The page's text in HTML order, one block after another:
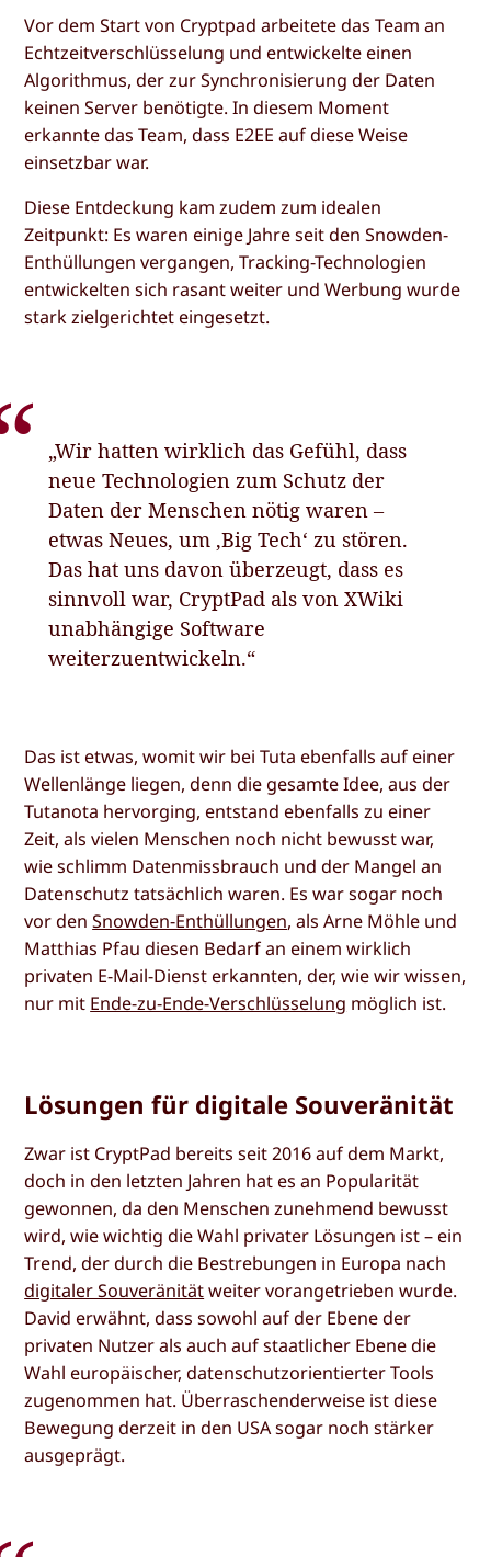
Vor dem Start von Cryptpad arbeitete das Team an
Echtzeitverschlüsselung und entwickelte einen
Algorithmus, der zur Synchronisierung der Daten
keinen Server benötigte. In diesem Moment
erkannte das Team, dass E2EE auf diese Weise
einsetzbar war.
Diese Entdeckung kam zudem zum idealen
Zeitpunkt: Es waren einige Jahre seit den Snowden-
Enthüllungen vergangen, Tracking-Technologien
entwickelten sich rasant weiter und Werbung wurde
stark zielgerichtet eingesetzt.
„Wir hatten wirklich das Gefühl, dass
neue Technologien zum Schutz der
Daten der Menschen nötig waren –
etwas Neues, um ‚Big Tech‘ zu stören.
Das hat uns davon überzeugt, dass es
sinnvoll war, CryptPad als von XWiki
unabhängige Software
weiterzuentwickeln.“
Das ist etwas, womit wir bei Tuta ebenfalls auf einer
Wellenlänge liegen, denn die gesamte Idee, aus der
Tutanota hervorging, entstand ebenfalls zu einer
Zeit, als vielen Menschen noch nicht bewusst war,
wie schlimm Datenmissbrauch und der Mangel an
Datenschutz tatsächlich waren. Es war sogar noch
vor denSnowden-Enthüllungen, als Arne Möhle und
Matthias Pfau diesen Bedarf an einem wirklich
privaten E-Mail-Dienst erkannten, der, wie wir wissen,
nur mit Ende-zu-Ende-Verschlüsselung möglich ist.
Lösungen für digitale Souveränität
Zwar ist CryptPad bereits seit 2016 auf dem Markt,
doch in den letzten Jahren hat es an Popularität
gewonnen, da den Menschen zunehmend bewusst
wird, wie wichtig die Wahl privater Lösungen ist – ein
Trend, der durch die Bestrebungen in Europa nach
digitaler Souveränitätweiter vorangetrieben wurde.
David erwähnt, dass sowohl auf der Ebene der
privaten Nutzer als auch auf staatlicher Ebene die
Wahl europäischer, datenschutzorientierter Tools
zugenommen hat. Überraschenderweise ist diese
Bewegung derzeit in den USA sogar noch stärker
ausgeprägt.